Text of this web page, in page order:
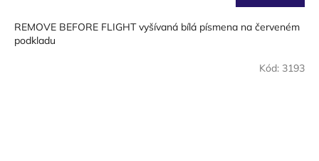
REMOVE BEFORE FLIGHT vyšívaná bílá písmena na červeném
podkladu
Kód: 3193